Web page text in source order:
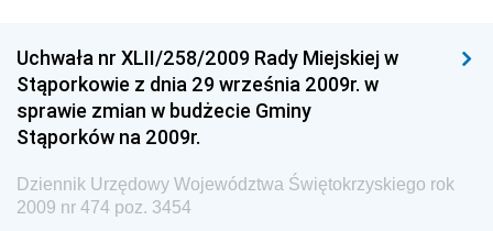
Dziennik Urzędowy Ministra Kultury, Dziedzictwa
Narodowego i Sportu
Dziennik Urzędowy Ministra Rodziny i Polityki
Społecznej
Dziennik Urzędowy Komendy Głównej Straży
Granicznej
Uchwała nr XLII/258/2009 Rady Miejskiej w
Stąporkowie z dnia 29 września 2009r. w
sprawie zmian w budżecie Gminy
Stąporków na 2009r.
Dziennik Urzędowy Województwa Świętokrzyskiego rok
2009 nr 474 poz. 3454